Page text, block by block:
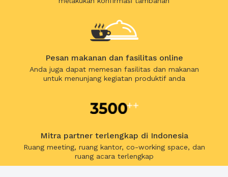
Pesan makanan dan fasilitas online
Anda juga dapat memesan fasilitas dan makanan
untuk menunjang kegiatan produktif anda
Mitra partner terlengkap di Indonesia
Ruang meeting, ruang kantor, co-working space, dan
ruang acara terlengkap